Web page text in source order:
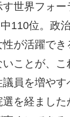
世界フォ
110位。政
が活躍でき
ことが、こ
員を増や
を経ました